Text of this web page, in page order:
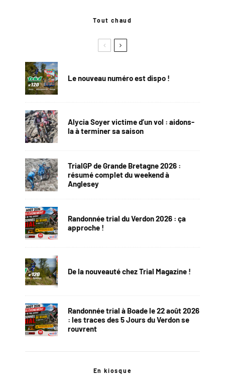
Tout chaud
Le nouveau numéro est dispo !
Alycia Soyer victime d’un vol : aidons-
la à terminer sa saison
TrialGP de Grande Bretagne 2026 :
résumé complet du weekend à
Anglesey
Randonnée trial du Verdon 2026 : ça
approche !
De la nouveauté chez Trial Magazine !
Randonnée trial à Boade le 22 août 2026
: les traces des 5 Jours du Verdon se
rouvrent
En kiosque